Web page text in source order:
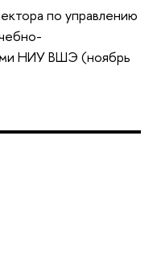
по управлению
НИУ ВШЭ (ноябрь